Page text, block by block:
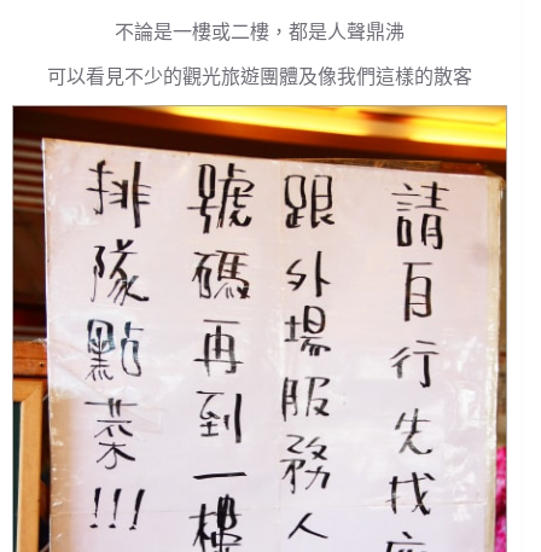
不論是一樓或二樓，都是人聲鼎沸
可以看見不少的觀光旅遊團體及像我們這樣的散客